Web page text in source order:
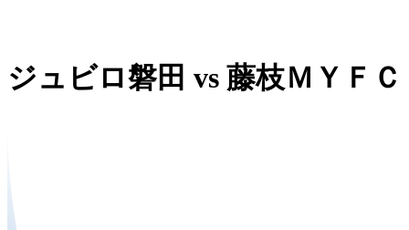
ジュビロ磐田 vs 藤枝ＭＹＦＣ